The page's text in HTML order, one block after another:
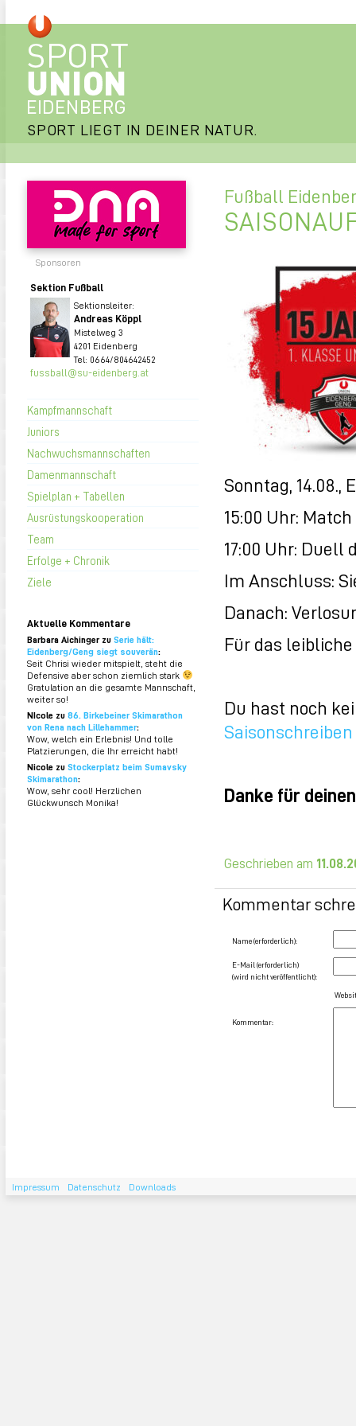
SPORT LIEGT IN DEINER NATUR.
Sponsoren
Sektion Fußball
Sektionsleiter:
Andreas Köppl
Mistelweg 3
4201 Eidenberg
Tel: 0664/804642452
fussball@su-eidenberg.at
Kampfmannschaft
Juniors
Nachwuchsmannschaften
Damenmannschaft
Spielplan + Tabellen
Ausrüstungskooperation
Team
Erfolge + Chronik
Ziele
Aktuelle Kommentare
Barbara Aichinger zu Serie hält:
Eidenberg/Geng siegt souverän:
Seit Chrisi wieder mitspielt, steht die
Defensive aber schon ziemlich stark
Gratulation an die gesamte Mannschaft,
weiter so!
NIcole zu 86. Birkebeiner Skimarathon
von Rena nach Lillehammer:
Wow, welch ein Erlebnis! Und tolle
Platzierungen, die Ihr erreicht habt!
Nicole zu Stockerplatz beim Sumavsky
Skimarathon:
Wow, sehr cool! Herzlichen
Glückwunsch Monika!
Fußball
Sonntag, 14.08.,
15:00 Uhr:
17:00 Uhr:
Im Anschluss:
Danach:
Für das
Du hast noch
Saisonschreiben
Danke für
Geschrieben am
Kommentar
Name (erforderlich):
E-Mail (erforderlich)
(wird nicht veröffentlicht):
Kommentar:
Impressum Datenschutz Downloads